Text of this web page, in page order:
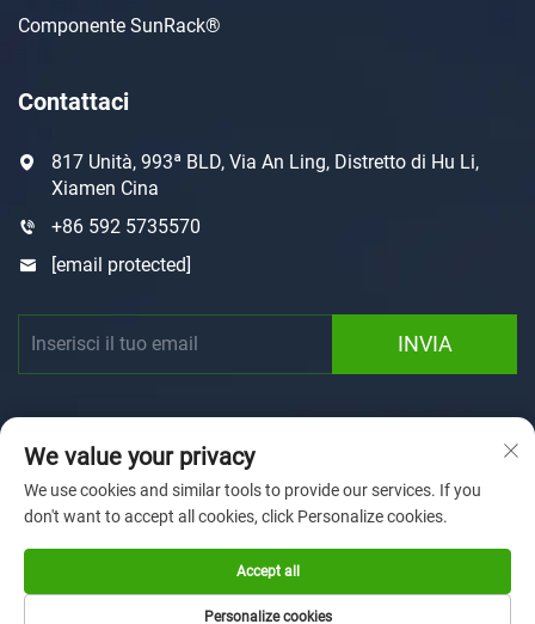
Componente SunRack®
Contattaci
817 Unità, 993ª BLD, Via An Ling, Distretto di Hu Li,
Xiamen Cina
+86 592 5735570
[email protected]
INVIA
Informativa sulla privacy
Pagina Iniziale Personalizzazione Chi siamo
Notizie
We value your privacy
We use cookies and similar tools to provide our services. If you
don't want to accept all cookies, click Personalize cookies.
Personalize cookies
Accept all